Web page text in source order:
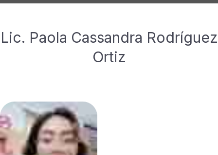
Lic. Paola Cassandra Rodríguez
Ortiz